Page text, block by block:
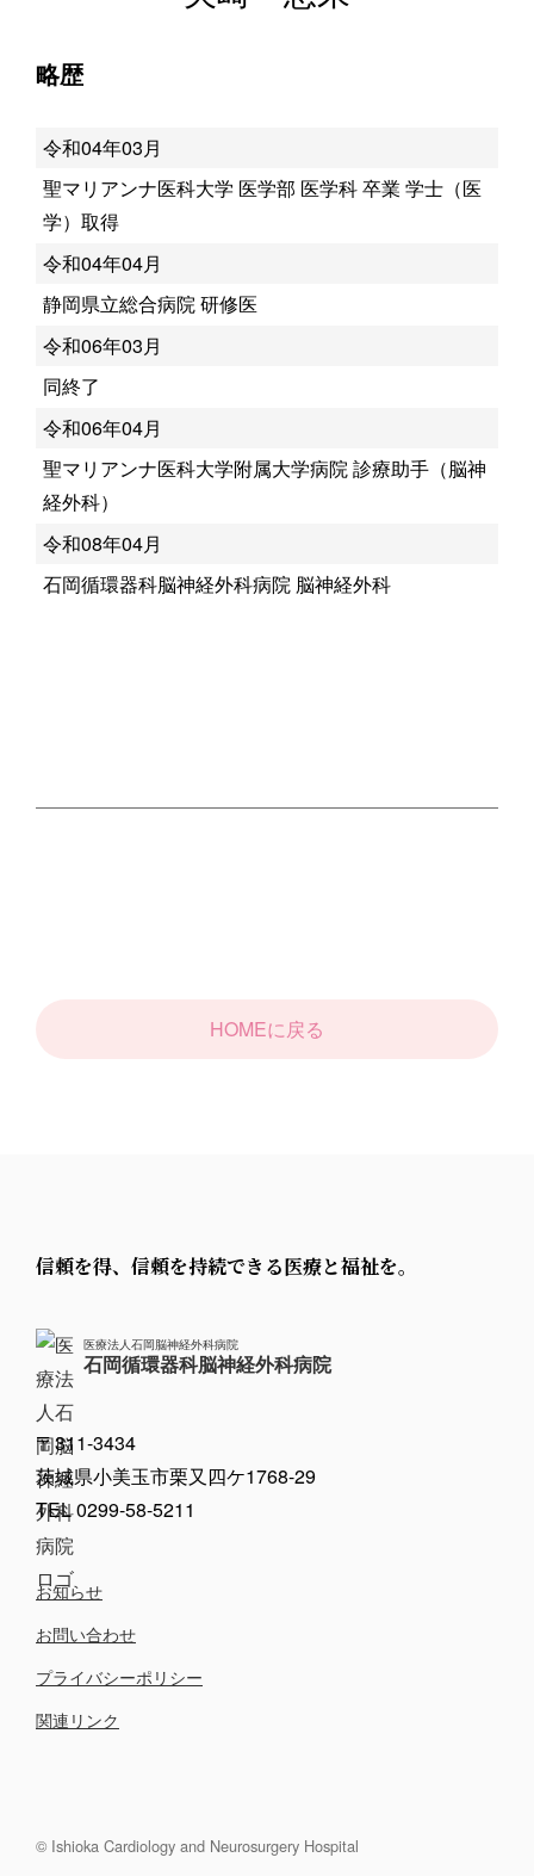
略歴
令和04年03月
聖マリアンナ医科大学 医学部 医学科 卒業 学士（医
学）取得
令和04年04月
静岡県立総合病院 研修医
令和06年03月
同終了
令和06年04月
聖マリアンナ医科大学附属大学病院 診療助手（脳神
経外科）
令和08年04月
石岡循環器科脳神経外科病院 脳神経外科
HOMEに戻る
信頼を得、信頼を持続できる医療と福祉を。
医療法人石岡脳神経外科病院
石岡循環器科脳神経外科病院
〒311-3434
茨城県小美玉市栗又四ケ1768-29
TEL 0299-58-5211
お知らせ
お問い合わせ
プライバシーポリシー
関連リンク
© Ishioka Cardiology and Neurosurgery Hospital